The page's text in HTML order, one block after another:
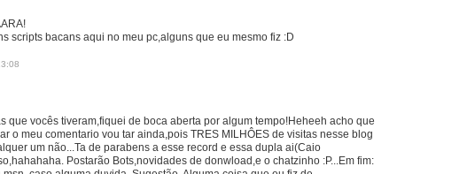
scripts bacans aqui no meu pc,alguns que eu mesmo fiz :D
que vocês tiveram,fiquei de boca aberta por algum tempo!Heheeh acho que
o meu comentario vou tar ainda,pois TRES MILHÔES de visitas nesse blog
um não...Ta de parabens a esse record e essa dupla ai(Caio
Postarão Bots,novidades de donwload,e o chatzinho :P...Em fim: